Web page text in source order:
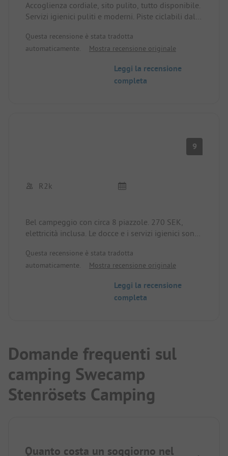
Accoglienza cordiale, sito pulito, tutto disponibile.
Servizi igienici puliti e moderni. Piste ciclabili dal
Questa recensione è stata tradotta
automaticamente.
Mostra recensione originale
Leggi la recensione
completa
9
R2k
Bel campeggio con circa 8 piazzole. 270 SEK,
elettricità inclusa. Le docce e i servizi igienici sono
all'aperto a pagamento. Traffico dalla strada vicina
udibile. Buon punto di partenza per visitare le
Questa recensione è stata tradotta
automaticamente.
Mostra recensione originale
Leggi la recensione
completa
Domande frequenti sul
camping Swecamp
Stenrösets Camping
Quanto costa un soggiorno nel